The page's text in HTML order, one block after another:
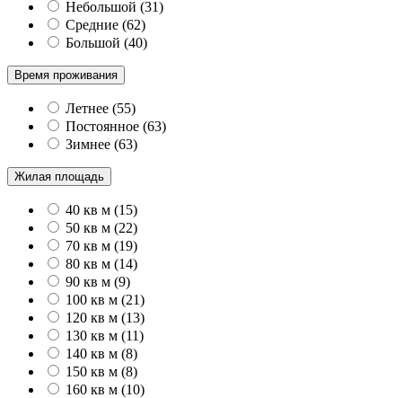
Небольшой (31)
Средние (62)
Большой (40)
Время проживания
Летнее (55)
Постоянное (63)
Зимнее (63)
Жилая площадь
40 кв м (15)
50 кв м (22)
70 кв м (19)
80 кв м (14)
90 кв м (9)
100 кв м (21)
120 кв м (13)
130 кв м (11)
140 кв м (8)
150 кв м (8)
160 кв м (10)